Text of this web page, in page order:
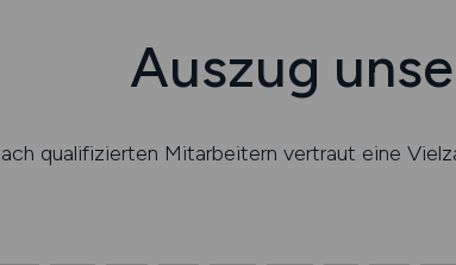
Auszug
qualifizierten Mitarbeitern vertraut eine